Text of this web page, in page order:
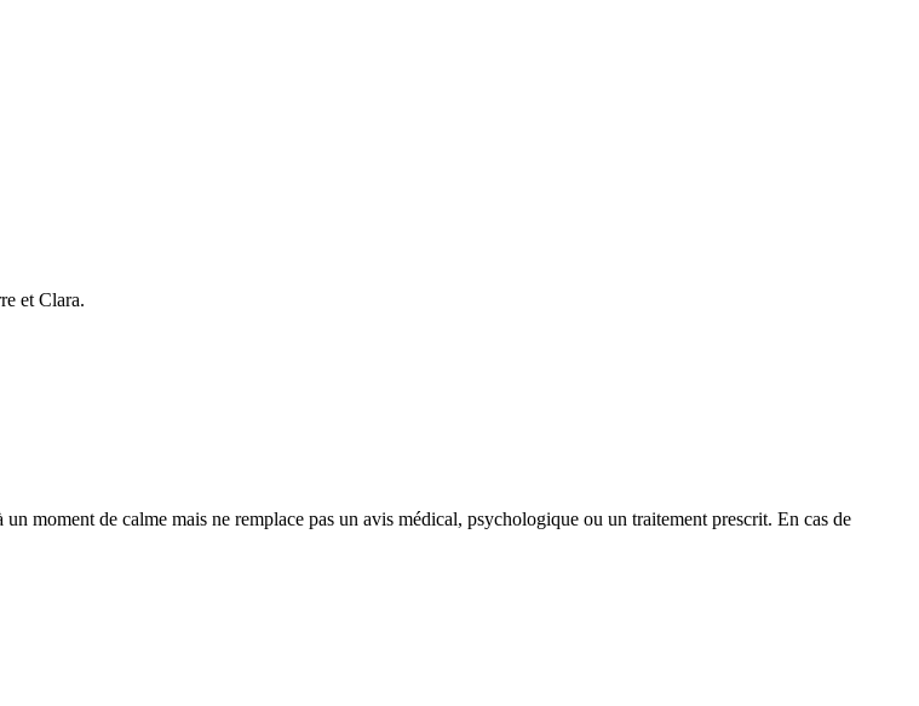
et Clara.
moment de calme mais ne remplace pas un avis médical, psychologique ou un traitement prescrit. En cas de